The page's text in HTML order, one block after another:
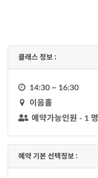
클래스 정보 :
시
계
14:30 ~ 16:30
지
도
이음홀
저
예약가능인원 - 1 명
예약 기본 선택정보 :